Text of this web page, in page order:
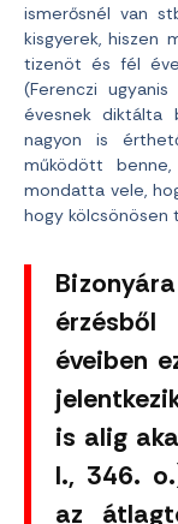
ismerősnél van
kisgyerek, hiszen
tizenöt és fél
(Ferenczi
évesnek diktálta
nagyon is
működött
mondatta vele,
hogy kölcsönösen
éveiben
is alig
I., 346.
az